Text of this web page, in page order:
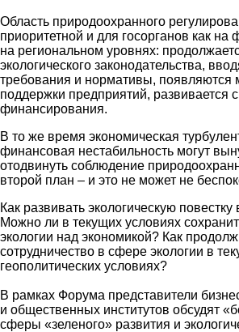
Область природоохранного
приоритетной и для госорганов как на
на региональном уровнях:
экологического законодательства,
требования и нормативы, появляются
поддержки предприятий, развивается
финансирования.
В то же время экономическая
финансовая нестабильность могут
отодвинуть соблюдение
второй план – и это не может не
Как развивать экологическую
Можно ли в текущих условиях
экологии над экономикой? Как
сотрудничество в сфере экологии в
геополитических условиях?
В рамках Форума представители
и общественных институтов обсудят
сферы «зеленого» развития и